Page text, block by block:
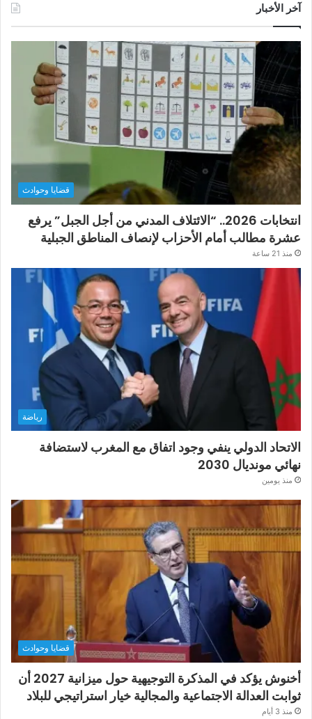
آخر الأخبار
قضايا وحوادث
انتخابات 2026.. “الائتلاف المدني من أجل الجبل” يرفع
عشرة مطالب أمام الأحزاب لإنصاف المناطق الجبلية
منذ 21 ساعة
رياضة
الاتحاد الدولي ينفي وجود اتفاق مع المغرب لاستضافة
نهائي مونديال 2030
منذ يومين
قضايا وحوادث
أخنوش يؤكد في المذكرة التوجيهية حول ميزانية 2027 أن
ثوابت العدالة الاجتماعية والمجالية خيار استراتيجي للبلاد
منذ 3 أيام